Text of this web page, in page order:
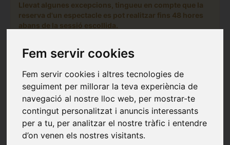
Fem servir cookies
Fem servir cookies i altres tecnologies de
seguiment per millorar la teva experiència de
navegació al nostre lloc web, per mostrar-te
contingut personalitzat i anuncis interessants
per a tu, per analitzar el nostre tràfic i entendre
d’on venen els nostres visitants.
Llevat algunes excepcions, tingueu en compte que la
reserva d'un espectacle es pot realitzar fins 48 hores
abans de la sessió escollida.